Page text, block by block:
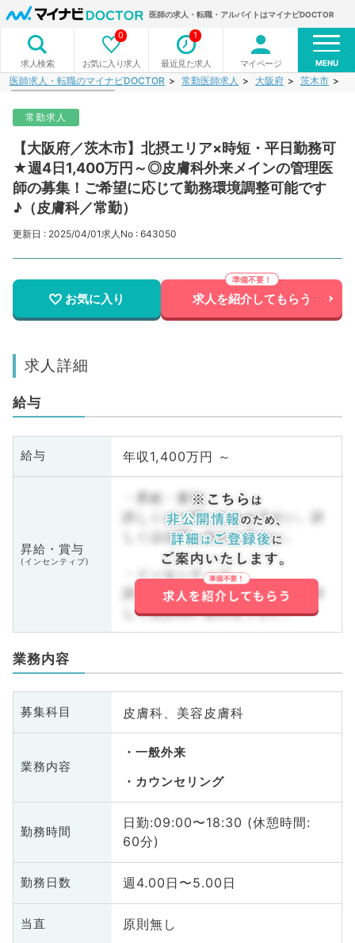
医師の求人・転職・アルバイトはマイナビDOCTOR
求人検索 お気に入り求人
0
最近見た求人
1
マイページ MENU
医師求人・転職のマイナビDOCTOR 常勤医師求人 大阪府 茨木市
常勤求人
【大阪府／茨木市】北摂エリア×時短・平日勤務可
★週4日1,400万円～◎皮膚科外来メインの管理医
師の募集！ご希望に応じて勤務環境調整可能です
♪（皮膚科／常勤）
更新日 : 2025/04/01求人No : 643050
お気に入り 求人を紹介してもらう
求人詳細
給与
給与 年収1,400万円 ～
昇給・賞与
(インセンティブ)
・昇給・賞与
詳しくはお問い合わせ下さい。詳
しくはお問い合わせ下さい。
・インセンティブ
詳しくはお問い合わせ下さい。詳
しくはお問い合わせ下さい。
業務内容
募集科目 皮膚科、美容皮膚科
業務内容
一般外来
カウンセリング
勤務時間
日勤:09:00〜18:30 (休憩時間:
60分)
勤務日数 週4.00日〜5.00日
当直 原則無し